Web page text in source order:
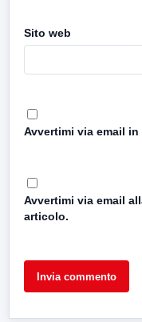
Sito web
Avvertimi via email
Avvertimi via email
articolo.